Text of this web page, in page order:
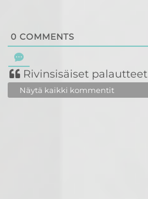
0 COMMENTS
Rivinsisäiset palautteet
Näytä kaikki kommentit